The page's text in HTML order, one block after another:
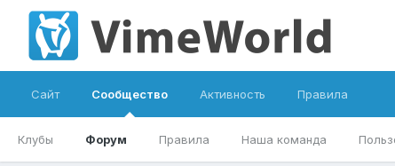
Сайт Сообщество
Клубы Форум Правила Наша команда
Активность Правила